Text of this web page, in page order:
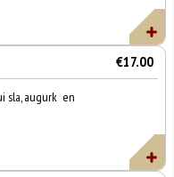
€17.00
sla, augurk en